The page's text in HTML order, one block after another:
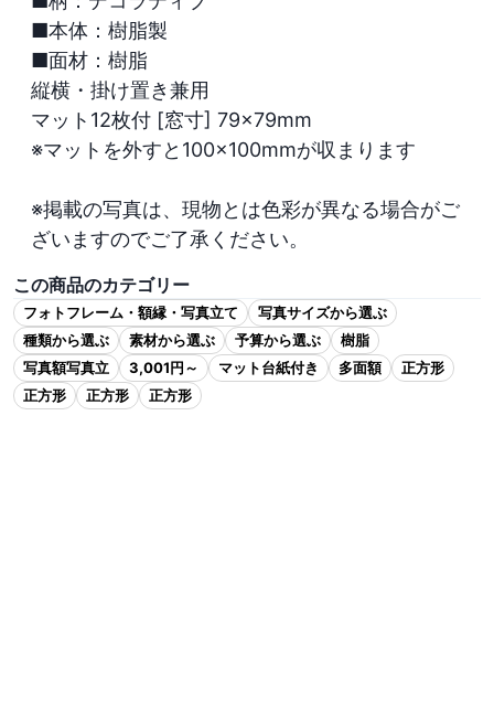
■本体：樹脂製
■面材：樹脂
縦横・掛け置き兼用
マット12枚付 [窓寸] 79×79mm
※マットを外すと100×100mmが収まります
※掲載の写真は、現物とは色彩が異なる場合がご
ざいますのでご了承ください。
この商品のカテゴリー
フォトフレーム・額縁・写真立て
写真サイズから選ぶ
種類から選ぶ
素材から選ぶ 予算から選ぶ
樹脂
写真額写真立
3,001円～ マット台紙付き 多面額
正方形
正方形
正方形 正方形